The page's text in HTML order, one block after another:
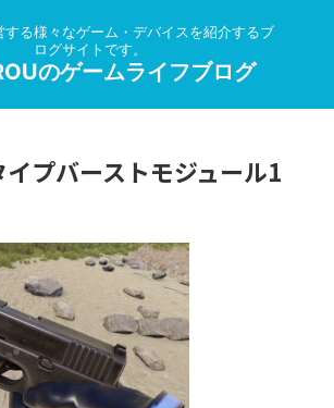
する様々なゲーム・デバイスを紹介するブ
ログサイトです。
のゲームライフブログ
プバーストモジュール1